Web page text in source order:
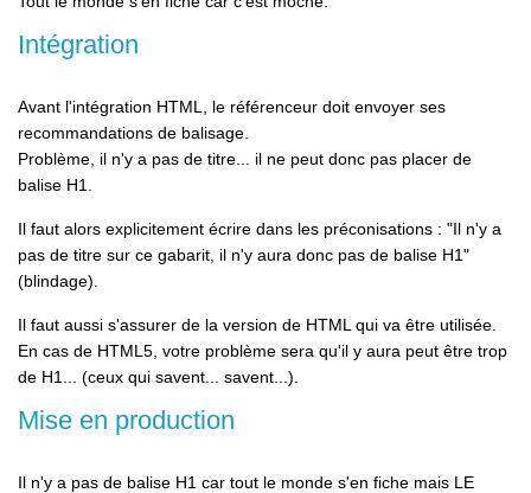
Intégration
Avant l'intégration HTML, le référenceur doit envoyer ses
recommandations de balisage.
Problème, il n'y a pas de titre... il ne peut donc pas placer de
balise H1.
Il faut alors explicitement écrire dans les préconisations : "Il n'y a
pas de titre sur ce gabarit, il n'y aura donc pas de balise H1"
(blindage).
Il faut aussi s'assurer de la version de HTML qui va être utilisée.
En cas de HTML5, votre problème sera qu'il y aura peut être trop
de H1... (ceux qui savent... savent...).
Mise en production
Il n'y a pas de balise H1 car tout le monde s'en fiche mais LE